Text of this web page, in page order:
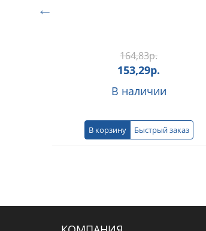
164,83р.
153,29р.
В наличии
В корзину Быстрый заказ